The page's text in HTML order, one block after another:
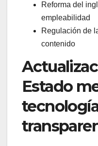
Reforma del
empleabilidad
Regulación de
contenido
Estado